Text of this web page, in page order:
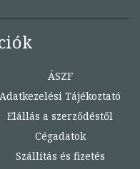
ÁSZF
Adatkezelési Tájékoztató
Elállás a szerződéstől
Cégadatok
Szállítás és fizetés